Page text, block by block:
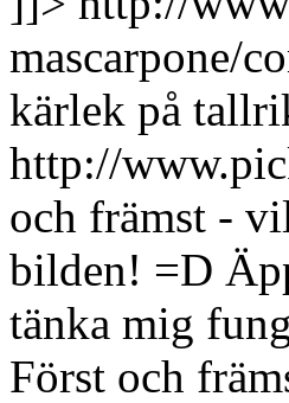
mascarpone/
kärlek på
http://
och främst -
bilden! =D
tänka mig
Först och